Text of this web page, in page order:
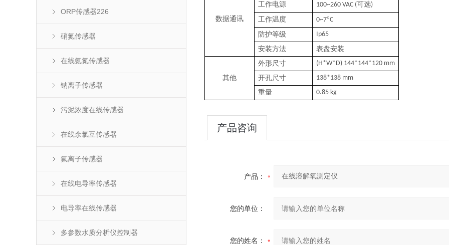
ORP传感器226
硝氮传感器
在线氨氮传感器
钠离子传感器
污泥浓度在线传感器
在线余氯互传感器
氟离子传感器
在线电导率传感器
电导率在线传感器
多参数水质分析仪控制器
数据通讯
工作电源
100~260 VAC (可选)
工作温度
0~7°C
防护等级
Ip65
安装方法
表盘安装
其他
外形尺寸
(H*W*D) 144*144*120 mm
开孔尺寸
138*138 mm
重量
0.85 kg
产品咨询
产品：
您的单位：
您的姓名：